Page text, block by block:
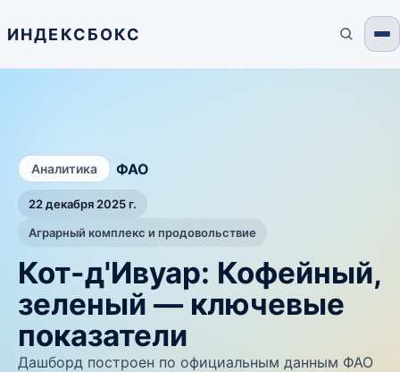
ИНДЕКСБОКС
Аналитика ФАО
22 декабря 2025 г.
Аграрный комплекс и продовольствие
Кот-д'Ивуар: Кофейный,
зеленый — ключевые
показатели
Дашборд построен по официальным данным ФАО